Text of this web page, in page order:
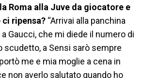
Roma alla Juve da giocatore e
ripensa? “Arrivai alla panchina
Gaucci, che mi diede il numero di
scudetto, a Sensi sarò sempre
me e mia moglie a cena in
non averlo salutato quando ho